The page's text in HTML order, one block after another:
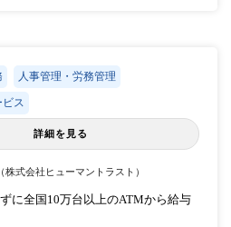
人事管理・労務管理
ス
詳細を見る
（株式会社ヒューマントラスト）
に全国10万台以上のATMから給与